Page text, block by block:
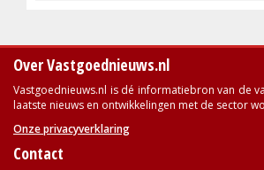
Over Vastgoednieuws.nl
Vastgoednieuws.nl is dé informatiebron van de
laatste nieuws en ontwikkelingen met de sector
Onze privacyverklaring
Contact